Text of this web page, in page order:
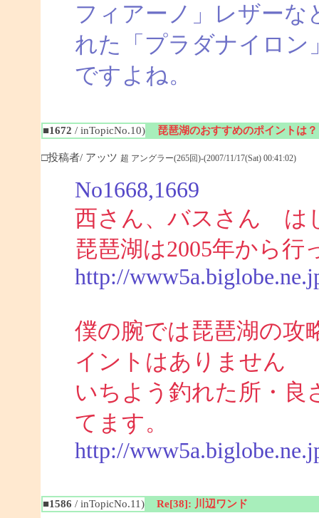
フィアーノ」レザーな
れた「プラダナイロン
ですよね。
■1672 / inTopicNo.10) 琵琶湖のおすすめのポイントは？
□投稿者/ アッツ 超 アングラー(265回)-(2007/11/17(Sat) 00:41:02)
No1668,1669
西さん、バスさん は
琵琶湖は2005年から行
http://
僕の腕では琵琶湖の攻
イントはありません
いちよう釣れた所・良
てます。
http://
■1586 / inTopicNo.11) Re[38]: 川辺ワンド